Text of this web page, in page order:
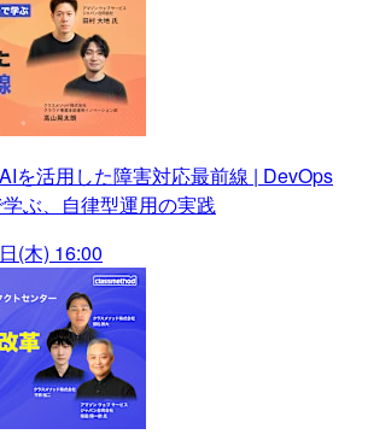
を活用した障害対応最前線 | DevOps
ぶ、自律型運用の実践
(木) 16:00